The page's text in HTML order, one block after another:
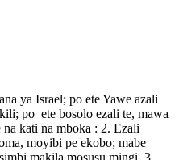
ya Israel; po ete Yawe azali
po ete bosolo ezali te, mawa
kati na mboka : 2. Ezali
moyibi pe ekobo; mabe
makila mosusu mingi. 3.